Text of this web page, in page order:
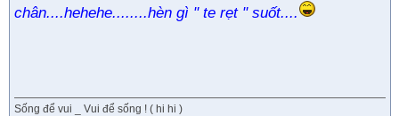
chân....hehehe........hèn gì " te rẹt " suốt....
Sống để vui _ Vui để sống ! ( hi hi )